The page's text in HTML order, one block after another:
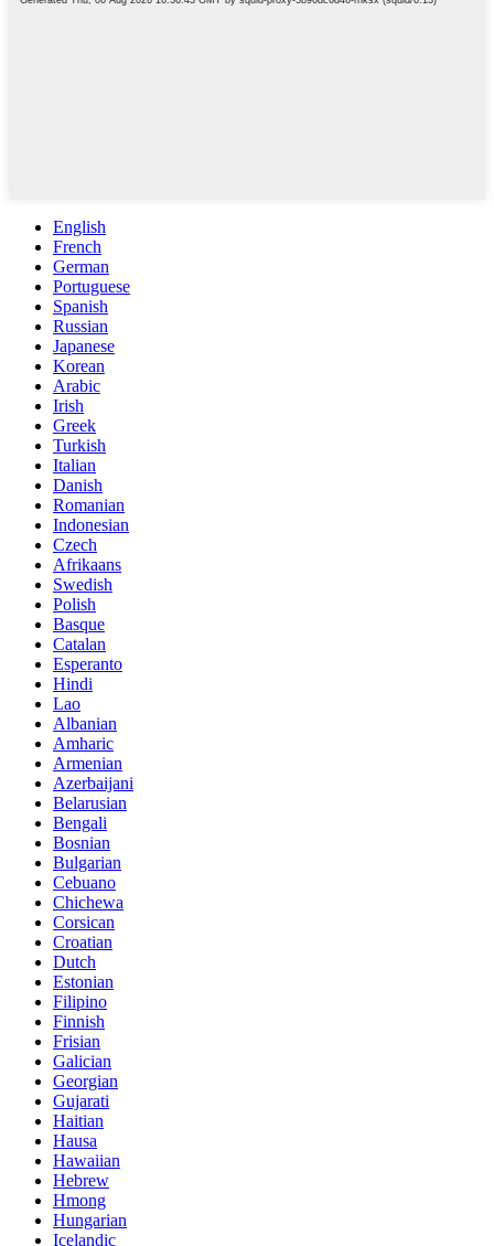
English
French
German
Portuguese
Spanish
Russian
Japanese
Korean
Arabic
Irish
Greek
Turkish
Italian
Danish
Romanian
Indonesian
Czech
Afrikaans
Swedish
Polish
Basque
Catalan
Esperanto
Hindi
Lao
Albanian
Amharic
Armenian
Azerbaijani
Belarusian
Bengali
Bosnian
Bulgarian
Cebuano
Chichewa
Corsican
Croatian
Dutch
Estonian
Filipino
Finnish
Frisian
Galician
Georgian
Gujarati
Haitian
Hausa
Hawaiian
Hebrew
Hmong
Hungarian
Icelandic